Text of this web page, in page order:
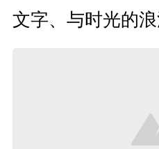
文字、与时光的浪